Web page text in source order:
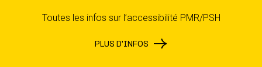
Toutes les infos sur l’accessibilité PMR/PSH
PLUS D'INFOS